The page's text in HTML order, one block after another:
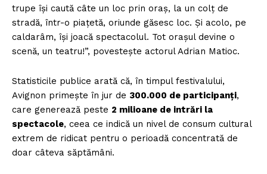
trupe își caută câte un loc prin oraș, la un colț de
stradă, într-o piațetă, oriunde găsesc loc. Și acolo, pe
caldarâm, își joacă spectacolul. Tot orașul devine o
scenă, un teatru!”, povestește actorul Adrian Matioc.
Statisticile publice arată că, în timpul festivalului,
Avignon primește în jur de 300.000 de participanți,
care generează peste 2 milioane de intrări la
spectacole, ceea ce indică un nivel de consum cultural
extrem de ridicat pentru o perioadă concentrată de
doar câteva săptămâni.